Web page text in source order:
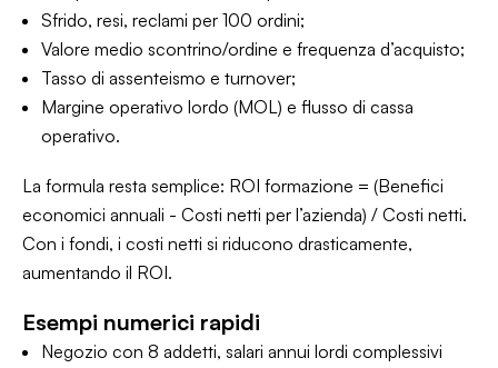
Sfrido, resi, reclami per 100 ordini;
Valore medio scontrino/ordine e frequenza d’acquisto;
Tasso di assenteismo e turnover;
Margine operativo lordo (MOL) e flusso di cassa
operativo.
La formula resta semplice: ROI formazione = (Benefici
economici annuali - Costi netti per l’azienda) / Costi netti.
Con i fondi, i costi netti si riducono drasticamente,
aumentando il ROI.
Esempi numerici rapidi
Negozio con 8 addetti, salari annui lordi complessivi